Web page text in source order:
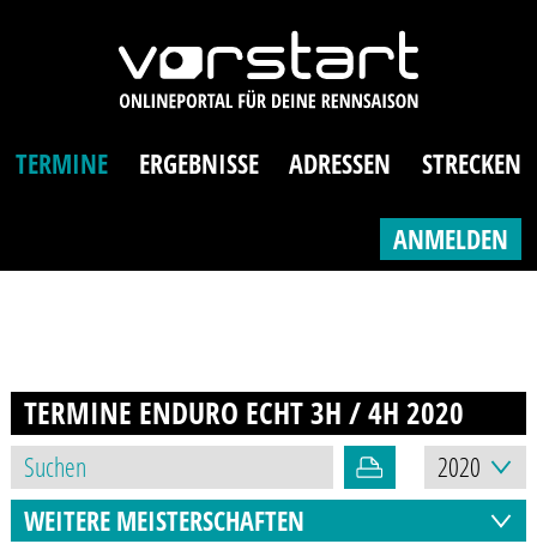
TERMINE ERGEBNISSE ADRESSEN STRECKEN
ANMELDEN
TERMINE ENDURO ECHT 3H / 4H 2020
WEITERE MEISTERSCHAFTEN